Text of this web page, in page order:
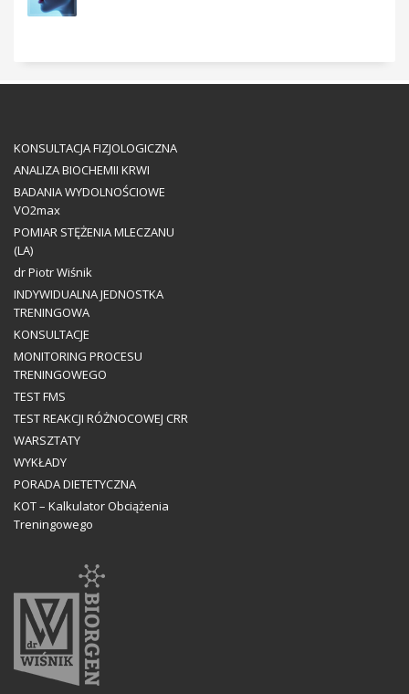
KONSULTACJA FIZJOLOGICZNA
ANALIZA BIOCHEMII KRWI
BADANIA WYDOLNOŚCIOWE
VO2max
POMIAR STĘŻENIA MLECZANU
(LA)
dr Piotr Wiśnik
INDYWIDUALNA JEDNOSTKA
TRENINGOWA
KONSULTACJE
MONITORING PROCESU
TRENINGOWEGO
TEST FMS
TEST REAKCJI RÓŻNOCOWEJ CRR
WARSZTATY
WYKŁADY
PORADA DIETETYCZNA
KOT – Kalkulator Obciążenia
Treningowego